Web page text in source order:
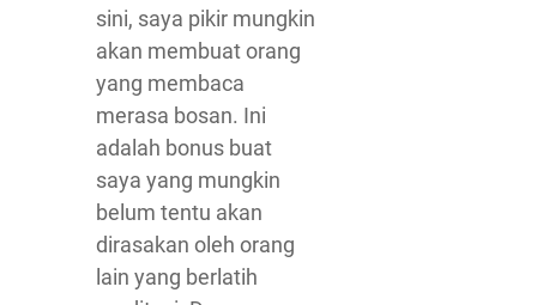
sini, saya pikir mungkin
akan membuat orang
yang membaca
merasa bosan. Ini
adalah bonus buat
saya yang mungkin
belum tentu akan
dirasakan oleh orang
lain yang berlatih